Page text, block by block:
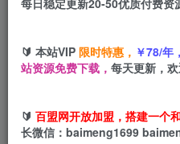
课程介绍：
实战技巧与策略，适合有一定
🔰 本站VIP 限时特惠， ￥78/年
站资源免费下载， 每天更新，欢
🔰 百盟网开放加盟，搭建一个
长微信：baimeng1699